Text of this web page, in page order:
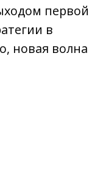
первой
в
новая волна